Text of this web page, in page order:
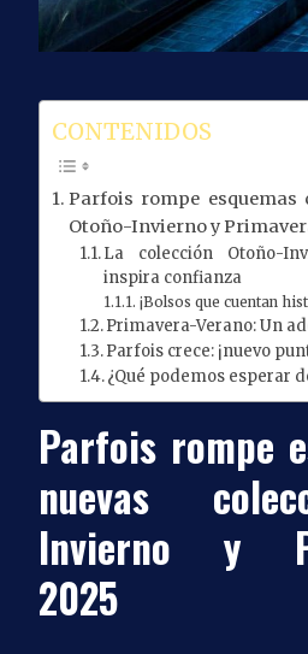
CONTENIDOS
Parfois rompe esquemas
Otoño-Invierno y
La colección Otoño-
inspira confianza
¡Bolsos que cuentan
Primavera-Verano: Un
Parfois crece: ¡nuevo
¿Qué podemos esperar
Parfois rompe
nuevas
Invierno y
2025